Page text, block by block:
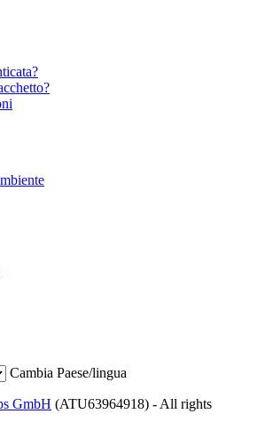
Cambia Paese/lingua
GmbH (ATU63964918) - All rights